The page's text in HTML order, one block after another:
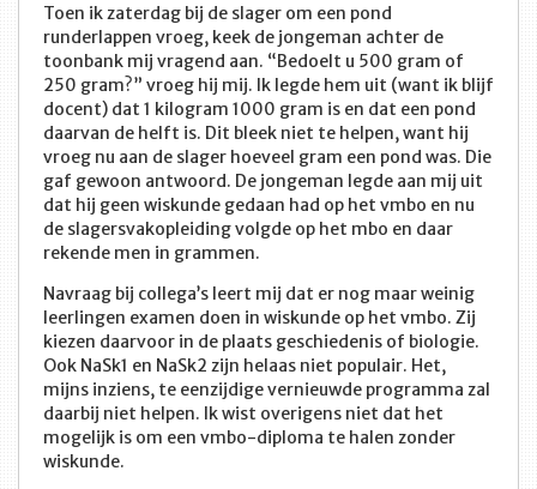
Toen ik zaterdag bij de slager om een pond
runderlappen vroeg, keek de jongeman achter de
toonbank mij vragend aan. “Bedoelt u 500 gram of
250 gram?” vroeg hij mij. Ik legde hem uit (want ik blijf
docent) dat 1 kilogram 1000 gram is en dat een pond
daarvan de helft is. Dit bleek niet te helpen, want hij
vroeg nu aan de slager hoeveel gram een pond was. Die
gaf gewoon antwoord. De jongeman legde aan mij uit
dat hij geen wiskunde gedaan had op het vmbo en nu
de slagersvakopleiding volgde op het mbo en daar
rekende men in grammen.
Navraag bij collega’s leert mij dat er nog maar weinig
leerlingen examen doen in wiskunde op het vmbo. Zij
kiezen daarvoor in de plaats geschiedenis of biologie.
Ook NaSk1 en NaSk2 zijn helaas niet populair. Het,
mijns inziens, te eenzijdige vernieuwde programma zal
daarbij niet helpen. Ik wist overigens niet dat het
mogelijk is om een vmbo-diploma te halen zonder
wiskunde.